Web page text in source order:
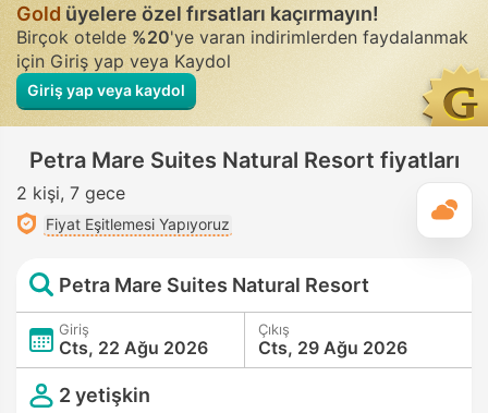
Goldüyelere özel fırsatları kaçırmayın!
Birçok otelde%20'ye varan indirimlerden faydalanmak
için Giriş yap veya Kaydol
Giriş yap veya kaydol
Petra Mare Suites Natural Resort fiyatları
2 kişi 7 gece
Fiyat Eşitlemesi Yapıyoruz
Petra Mare Suites Natural Resort
Giriş
Cts, 22 Ağu 2026
Çıkış
Cts, 29 Ağu 2026
2 yetişkin